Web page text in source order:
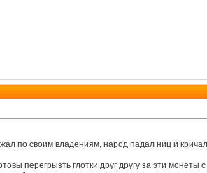
по своим владениям, народ падал ниц и
перегрызть глотки друг другу за эти монеты с